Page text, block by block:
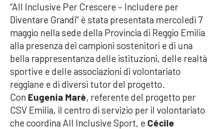
“All Inclusive Per Crescere – Includere per
Diventare Grandi” è stata presentata mercoledì 7
maggio nella sede della Provincia di Reggio Emilia
alla presenza dei campioni sostenitori e di una
bella rappresentanza delle istituzioni, delle realtà
sportive e delle associazioni di volontariato
reggiane e di diversi tutor del progetto.
Con Eugenia Marè, referente del progetto per
CSV Emilia, il centro di servizio per il volontariato
che coordina All Inclusive Sport, e Cécile